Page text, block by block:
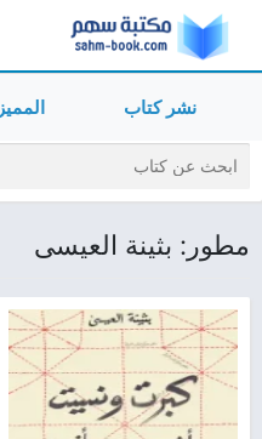
نشر كتاب المميز
مطور: بثينة العيسى